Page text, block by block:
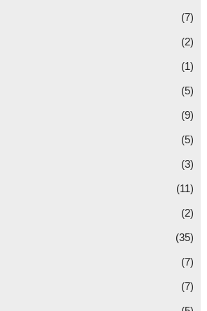
(7)
(2)
(1)
(5)
(9)
(5)
(3)
(11)
(2)
(35)
(7)
(7)